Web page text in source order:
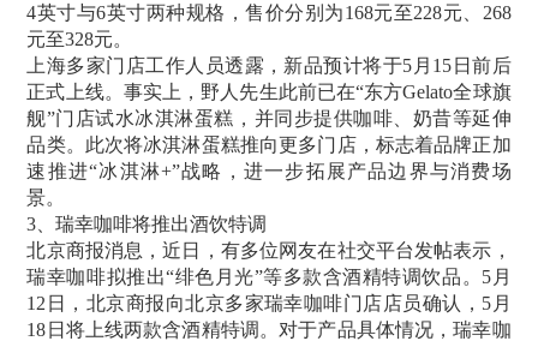
4英寸与6英寸两种规格，售价分别为168元至228元、268
元至328元。
上海多家门店工作人员透露，新品预计将于5月15日前后
正式上线。事实上，野人先生此前已在“东方Gelato全球旗
舰”门店试水冰淇淋蛋糕，并同步提供咖啡、奶昔等延伸
品类。此次将冰淇淋蛋糕推向更多门店，标志着品牌正加
速推进“冰淇淋+”战略，进一步拓展产品边界与消费场
景。
3、瑞幸咖啡将推出酒饮特调
北京商报消息，近日，有多位网友在社交平台发帖表示，
瑞幸咖啡拟推出“绯色月光”等多款含酒精特调饮品。5月
12日，北京商报向北京多家瑞幸咖啡门店店员确认，5月
18日将上线两款含酒精特调。对于产品具体情况，瑞幸咖